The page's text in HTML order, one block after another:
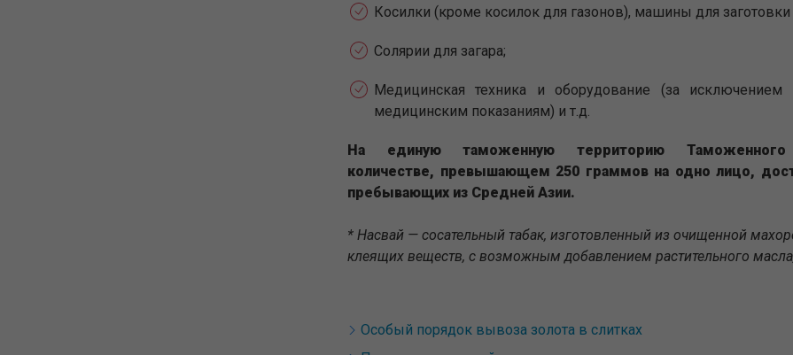
Косилки (кроме косилок для газонов), машины для заготовки
Солярии для загара;
Медицинская техника и оборудование (за
медицинским показаниям) и т.д.
На единую таможенную территорию
количестве, превышающем 250 граммов на одно лицо,
пребывающих из Средней Азии.
* Насвай — сосательный табак, изготовленный из очищенной
клеящих веществ, с возможным добавлением растительного
Особый порядок вывоза золота в слитках